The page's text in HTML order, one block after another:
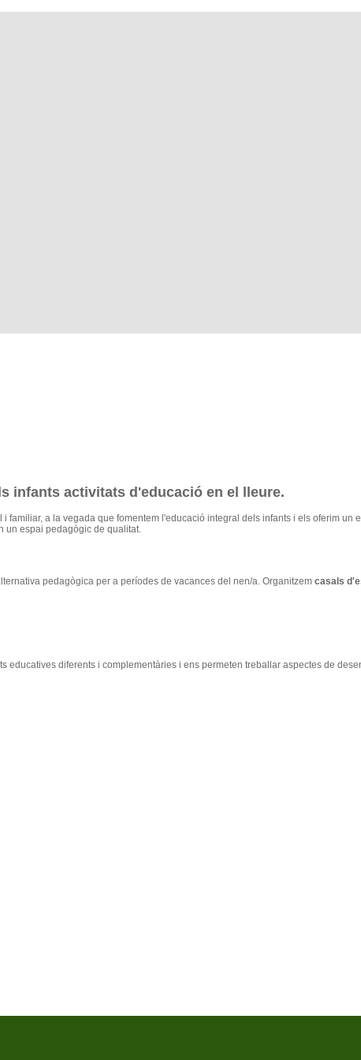
infants activitats d'educació en el lleure.
a la vegada que fomentem l'educació integral dels infants i els oferim un
un espai pedagògic de qualitat.
pedagògica per a períodes de vacances del nen/a. Organitzem casals
diferents i complementàries i ens permeten treballar aspectes de